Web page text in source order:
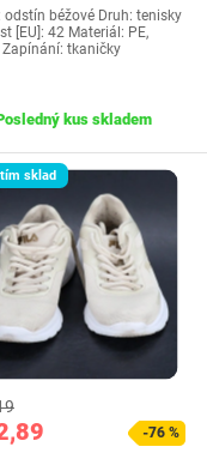
odstín béžové Druh: tenisky
[EU]: 42 Materiál: PE,
tkaničky
kus skladem
sklad
-76 %